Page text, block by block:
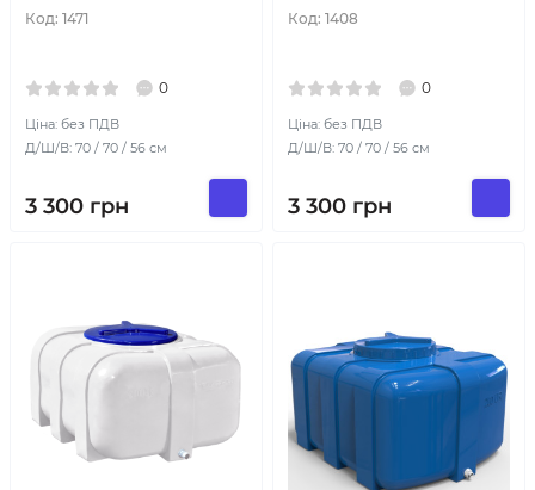
Код: 1471
0
Ціна: без ПДВ
Д/Ш/В: 70 / 70 / 56 см
3 300 грн
Код: 1408
0
Ціна: без ПДВ
Д/Ш/В: 70 / 70 / 56 см
3 300 грн